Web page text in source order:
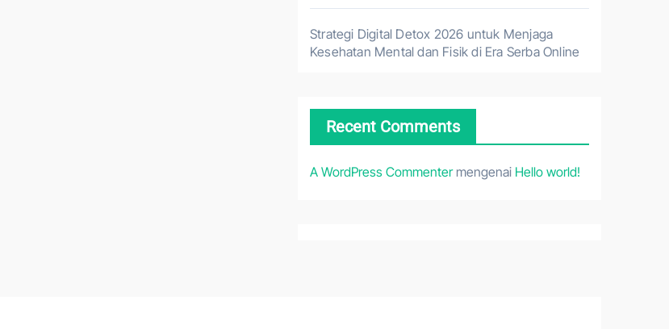
Strategi Digital Detox 2026 untuk Menjaga
Kesehatan Mental dan Fisik di Era Serba Online
Recent Comments
A WordPress Commentermengenai Hello world!